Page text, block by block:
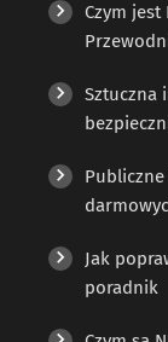
Czym jest
Sztuczna
Jak
poradnik